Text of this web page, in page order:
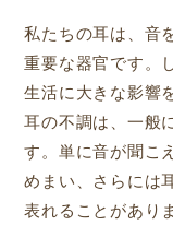
私たちの耳は、音
重要な器官です。
生活に大きな影響
耳の不調は、一般
す。単に音が聞こ
めまい、さらには
表れることがあり